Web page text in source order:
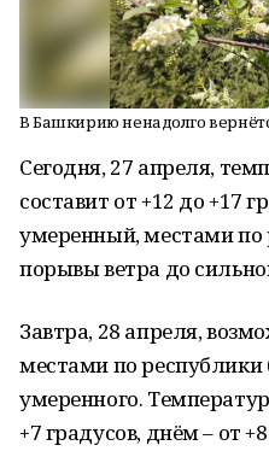
В Башкирию ненадолго
Сегодня, 27 апреля,
составит от +12 до +17
умеренный, местами
порывы ветра до
Завтра, 28 апреля,
местами по республики
умеренного.
+7 градусов, днём – от